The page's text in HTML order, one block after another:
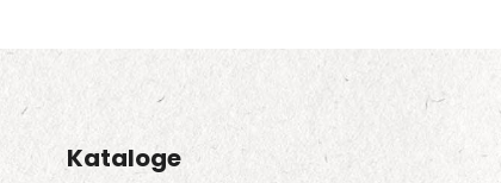
Optionen
können
Kataloge